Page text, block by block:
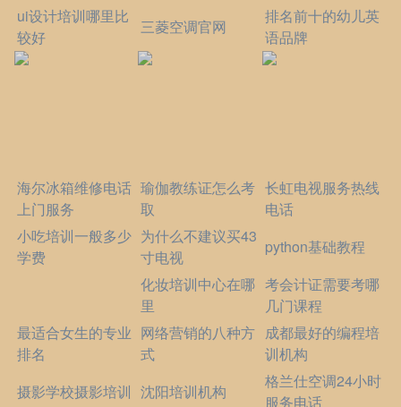
ui设计培训哪里比
较好
三菱空调官网
排名前十的幼儿英
语品牌
海尔冰箱维修电话
上门服务
瑜伽教练证怎么考
取
长虹电视服务热线
电话
小吃培训一般多少
学费
为什么不建议买43
寸电视
python基础教程
化妆培训中心在哪
里
考会计证需要考哪
几门课程
最适合女生的专业
排名
网络营销的八种方
式
成都最好的编程培
训机构
摄影学校摄影培训 沈阳培训机构
格兰仕空调24小时
服务电话